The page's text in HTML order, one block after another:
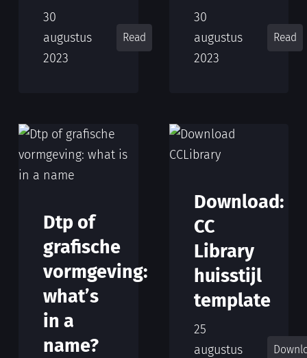
30
augustus
2023
Read
30
augustus
2023
Read
Dtp of
grafische
vormgeving:
what’s
in a
name?
Download:
CC
Library
huisstijl
template
25
augustus